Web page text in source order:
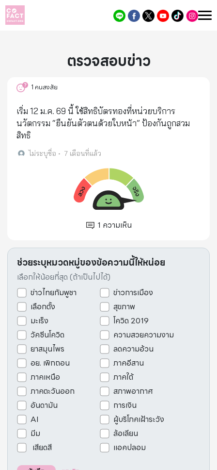
ตรวจสอบข่าว
1คนสงสัย
เริ่ม 12 ม.ค. 69 นี้ ใช้สิทธิบัตรทองที่หน่วยบริการ
นวัตกรรม “ยืนยันตัวตนด้วยใบหน้า” ป้องกันถูกสวม
สิทธิ
ไม่ระบุชื่อ • 7 เดือนที่แล้ว
1 ความเห็น
ช่วยระบุหมวดหมู่ของข้อความนี้ให้หน่อย
เลือกให้น้อยที่สุด (ถ้าเป็นไปได้)
ข่าวไทยกัมพูชา
ข่าวการเมือง
เลือกตั้ง
สุขภาพ
มะเร็ง
โควิด 2019
วัคซีนโควิด
ความสวยความงาม
ยาสมุนไพร
ลดความอ้วน
อย. เพิกถอน
ภาคอีสาน
ภาคเหนือ
ภาคใต้
ภาคตะวันออก
สภาพอากาศ
อันดามัน
การเงิน
AI
ผู้บริโภคเฝ้าระวัง
มีม
ล้อเลียน
เสียดสี
แอคปลอม